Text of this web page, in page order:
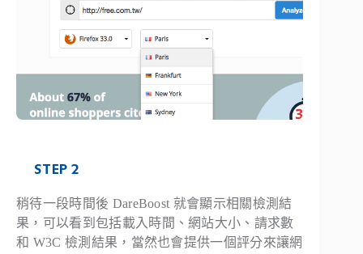
STEP 2
稍待一段時間後 DareBoost 就會顯示相關檢測結
果，可以看到包括載入時間、網站大小、請求數
和 W3C 檢測結果，當然也會提供一個評分來讓網